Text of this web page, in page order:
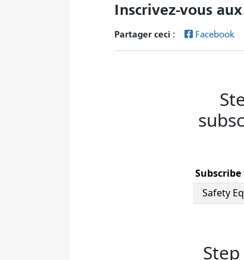
Inscrivez-vous
Partager ceci : Facebook